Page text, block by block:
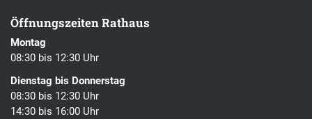
Öffnungszeiten Rathaus
Montag
08:30 bis 12:30 Uhr
Dienstag bis Donnerstag
08:30 bis 12:30 Uhr
14:30 bis 16:00 Uhr